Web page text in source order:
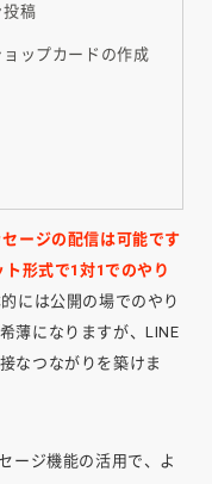
投稿
ップカードの作成
ージの配信は可能です
形式で1対1でのやり
には公開の場でのやり
薄になりますが、LINE
なつながりを築けま
ージ機能の活用で、よ